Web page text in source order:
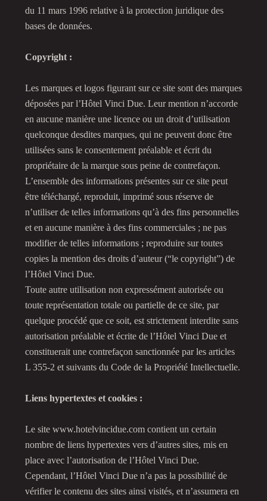
du 11 mars 1996 relative à la protection juridique des
bases de données.
Copyright :
Les marques et logos figurant sur ce site sont des marques
déposées par l’Hôtel Vinci Due. Leur mention n’accorde
en aucune manière une licence ou un droit d’utilisation
quelconque desdites marques, qui ne peuvent donc être
utilisées sans le consentement préalable et écrit du
propriétaire de la marque sous peine de contrefaçon.
L’ensemble des informations présentes sur ce site peut
être téléchargé, reproduit, imprimé sous réserve de
n’utiliser de telles informations qu’à des fins personnelles
et en aucune manière à des fins commerciales ; ne pas
modifier de telles informations ; reproduire sur toutes
copies la mention des droits d’auteur (“le copyright”) de
l’Hôtel Vinci Due.
Toute autre utilisation non expressément autorisée ou
toute représentation totale ou partielle de ce site, par
quelque procédé que ce soit, est strictement interdite sans
autorisation préalable et écrite de l’Hôtel Vinci Due et
constituerait une contrefaçon sanctionnée par les articles
L 355-2 et suivants du Code de la Propriété Intellectuelle.
Liens hypertextes et cookies :
Le site www.hotelvincidue.com contient un certain
nombre de liens hypertextes vers d’autres sites, mis en
place avec l’autorisation de l’Hôtel Vinci Due.
Cependant, l’Hôtel Vinci Due n’a pas la possibilité de
vérifier le contenu des sites ainsi visités, et n’assumera en